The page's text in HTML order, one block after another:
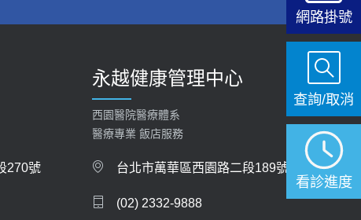
270號
永越健康管理中心
西園醫院醫療體系
醫療專業 飯店服務
台北市萬華區西園路二段189號
(02) 2332-9888
網路掛號
看診進度
查詢/取消